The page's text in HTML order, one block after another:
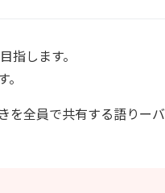
指します。
を全員で共有する語りー